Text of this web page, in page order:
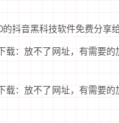
的抖音黑科技软件免费分享
载：放不了网址，有需要的
载：放不了网址，有需要的